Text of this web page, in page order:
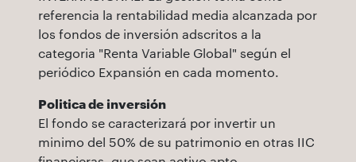
referencia la rentabilidad media alcanzada por
los fondos de inversión adscritos a la
categoria "Renta Variable Global" según el
periódico Expansión en cada momento.
Politica de inversión
El fondo se caracterizará por invertir un
minimo del 50% de su patrimonio en otras IIC